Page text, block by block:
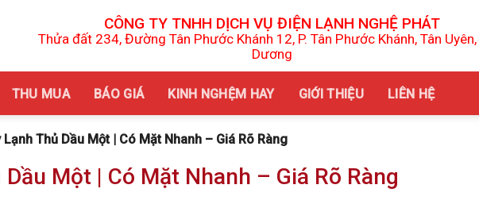
CÔNG TY TNHH DỊCH VỤ ĐIỆN LẠNH NGHỆ PHÁT
Thửa đất 234, Đường Tân Phước Khánh 12, P. Tân Phước Khánh, Tân Uyên,
Dương
THU MUA BÁO GIÁ KINH NGHỆM HAY GIỚI THIỆU LIÊN HỆ
Tất cả vì sự
Thủ Dầu Một | Có Mặt Nhanh – Giá Rõ Ràng
Một | Có Mặt Nhanh – Giá Rõ Ràng